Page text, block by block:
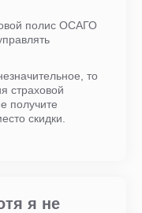
полис ОСАГО
то
страховой
получите
скидки.
я не